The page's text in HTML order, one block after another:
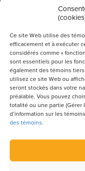
Ce site Web utilise des
efficacement et à exécuter
considérés comme «
sont essentiels pour les
également des témoins
utilisez ce site Web ou
seront stockés dans votre
préalable. Vous pouvez
totalité ou une partie (Gérer
d’information sur les
des témoins.
POUR
LIENS UTILES
POLITIQUE DE
PLAN DU SITE